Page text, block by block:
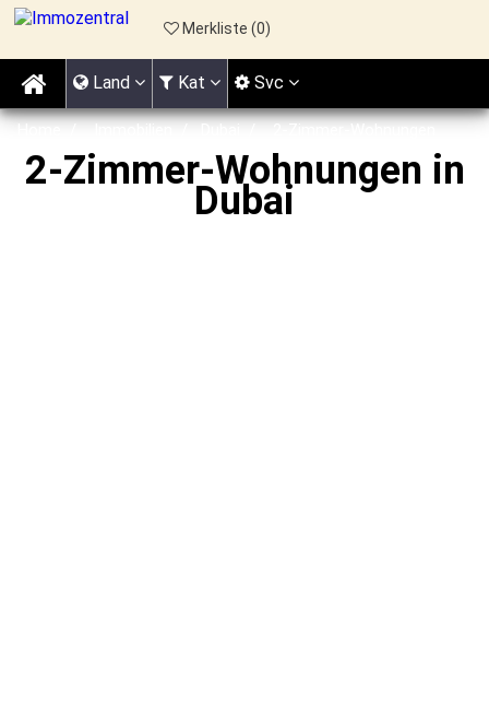
2-Zimmer-Wohnungen in
Dubai
Merkliste (0)
Land Kat Svc